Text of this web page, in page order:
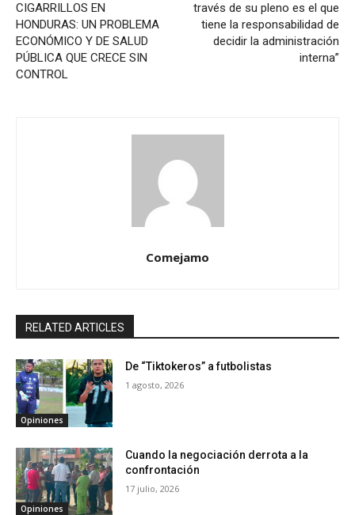
CIGARRILLOS EN
HONDURAS: UN PROBLEMA
ECONÓMICO Y DE SALUD
PÚBLICA QUE CRECE SIN
CONTROL
través de su pleno es el que
tiene la responsabilidad de
decidir la administración
interna”
Comejamo
RELATED ARTICLES
Opiniones
De “Tiktokeros” a futbolistas
1 agosto, 2026
Opiniones
Cuando la negociación derrota a la
confrontación
17 julio, 2026